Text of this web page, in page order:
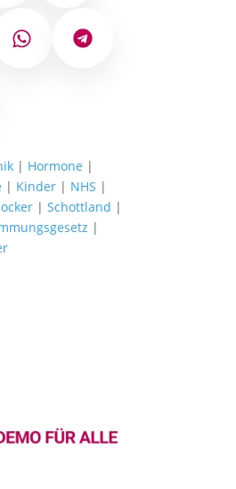
WhatsAppTelegram
| Hormone |
| Kinder| NHS |
| Schottland |
|